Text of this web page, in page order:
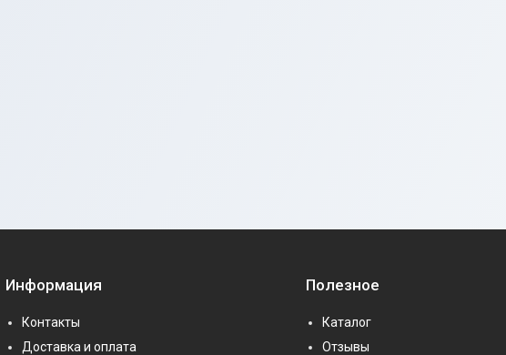
Информация
Контакты
Доставка и оплата
Полезное
Каталог
Отзывы